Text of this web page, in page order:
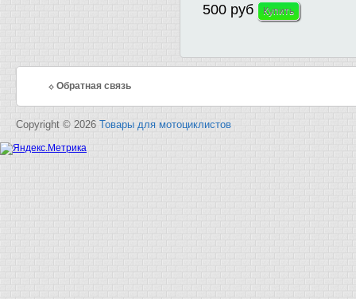
500 руб
Обратная связь
Copyright © 2026 Товары для мотоциклистов